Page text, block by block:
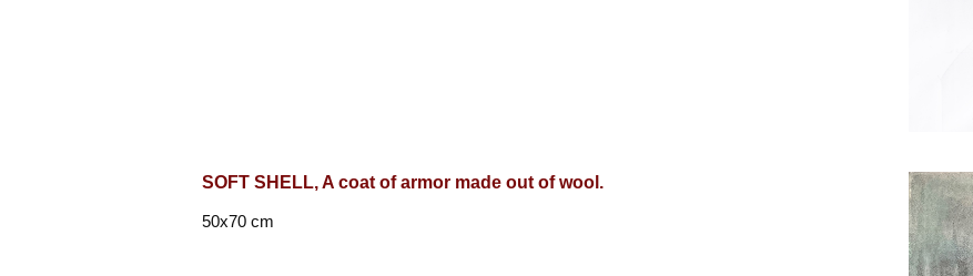
SOFT SHELL, A coat of armor made out of wool.
50x70 cm